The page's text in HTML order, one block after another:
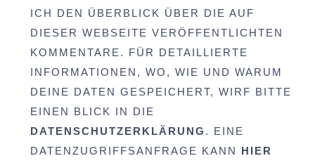
ICH DEN ÜBERBLICK ÜBER DIE AUF
DIESER WEBSEITE VERÖFFENTLICHTEN
KOMMENTARE. FÜR DETAILLIERTE
INFORMATIONEN, WO, WIE UND WARUM
DEINE DATEN GESPEICHERT, WIRF BITTE
EINEN BLICK IN DIE
DATENSCHUTZERKLÄRUNG . EINE
DATENZUGRIFFSANFRAGE KANN HIER